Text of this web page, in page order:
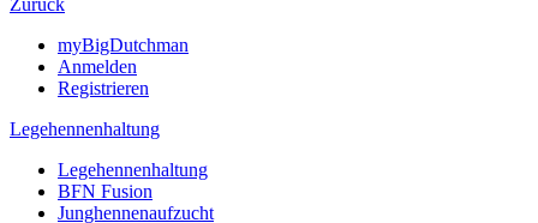
Zurück
myBigDutchman
Anmelden
Registrieren
Legehennenhaltung
Legehennenhaltung
BFN Fusion
Junghennenaufzucht